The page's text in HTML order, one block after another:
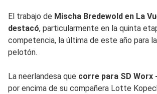
El trabajo de Mischa Bredewold en La
destacó, particularmente en la quinta
competencia, la última de este año para
pelotón.
La neerlandesa que corre para SD Worx
por encima de su compañera Lotte